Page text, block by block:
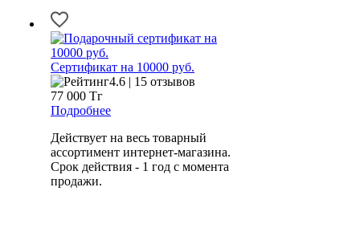
Сертификат на 10000 руб.
4.6 | 15 отзывов
77 000 Тг
Подробнее
Действует на весь товарный
ассортимент интернет-магазина.
Срок действия - 1 год с момента
продажи.